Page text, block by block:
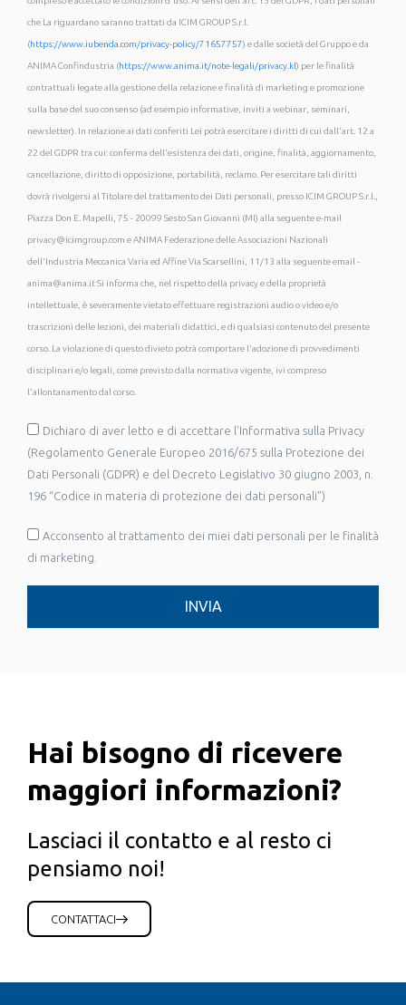
che La riguardano saranno trattati da ICIM GROUP S.r.l.
(https://www.iubenda.com/privacy-policy/71657757) e dalle società del Gruppo e da
ANIMA Confindustria (https://www.anima.it/note-legali/privacy.kl) per le finalità
contrattuali legate alla gestione della relazione e finalità di marketing e promozione
sulla base del suo consenso (ad esempio informative, inviti a webinar, seminari,
newsletter). In relazione ai dati conferiti Lei potrà esercitare i diritti di cui dall'art. 12 a
22 del GDPR tra cui: conferma dell'esistenza dei dati, origine, finalità, aggiornamento,
cancellazione, diritto di opposizione, portabilità, reclamo. Per esercitare tali diritti
dovrà rivolgersi al Titolare del trattamento dei Dati personali, presso ICIM GROUP S.r.l.,
Piazza Don E. Mapelli, 75 - 20099 Sesto San Giovanni (MI) alla seguente e-mail
privacy@icimgroup.com e ANIMA Federazione delle Associazioni Nazionali
dell'Industria Meccanica Varia ed Affine Via Scarsellini, 11/13 alla seguente email -
anima@anima.it Si informa che, nel rispetto della privacy e della proprietà
intellettuale, è severamente vietato effettuare registrazioni audio o video e/o
trascrizioni delle lezioni, dei materiali didattici, e di qualsiasi contenuto del presente
corso. La violazione di questo divieto potrà comportare l'adozione di provvedimenti
disciplinari e/o legali, come previsto dalla normativa vigente, ivi compreso
l’allontanamento dal corso.
Dichiaro di aver letto e di accettare l'Informativa sulla Privacy
(Regolamento Generale Europeo 2016/675 sulla Protezione dei
Dati Personali (GDPR) e del Decreto Legislativo 30 giugno 2003, n.
196 “Codice in materia di protezione dei dati personali”)
Acconsento al trattamento dei miei dati personali per le finalità
di marketing.
INVIA
Hai bisogno di ricevere
maggiori informazioni?
Lasciaci il contatto e al resto ci
pensiamo noi!
CONTATTACI